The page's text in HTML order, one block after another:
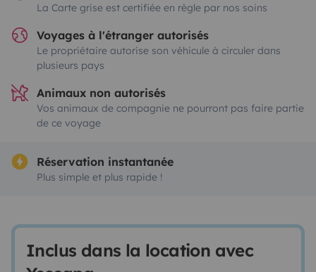
La Carte grise est certifiée en règle par nos soins
Voyages à l'étranger autorisés
Le propriétaire autorise son véhicule à circuler dans
plusieurs pays
Animaux non autorisés
Vos animaux de compagnie ne pourront pas faire partie
de ce voyage
Réservation instantanée
Plus simple et plus rapide !
Inclus dans la location avec